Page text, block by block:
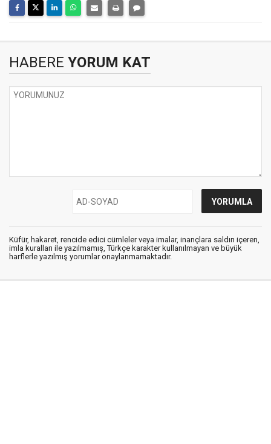
HABERE YORUM KAT
Küfür, hakaret, rencide edici cümleler veya imalar, inançlara saldırı içeren,
imla kuralları ile yazılmamış, Türkçe karakter kullanılmayan ve büyük
harflerle yazılmış yorumlar onaylanmamaktadır.